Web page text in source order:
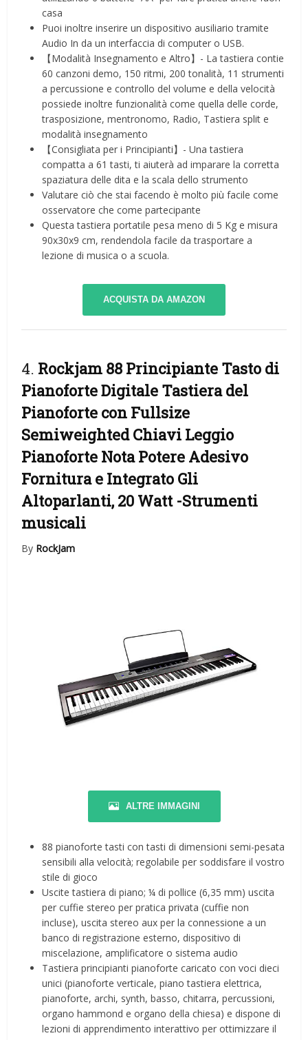
casa
Puoi inoltre inserire un dispositivo ausiliario tramite
Audio In da un interfaccia di computer o USB.
【Modalità Insegnamento e Altro】- La tastiera contie
60 canzoni demo, 150 ritmi, 200 tonalità, 11 strumenti
a percussione e controllo del volume e della velocità
possiede inoltre funzionalità come quella delle corde,
trasposizione, mentronomo, Radio, Tastiera split e
modalità insegnamento
【Consigliata per i Principianti】- Una tastiera
compatta a 61 tasti, ti aiuterà ad imparare la corretta
spaziatura delle dita e la scala dello strumento
Valutare ciò che stai facendo è molto più facile come
osservatore che come partecipante
Questa tastiera portatile pesa meno di 5 Kg e misura
90x30x9 cm, rendendola facile da trasportare a
lezione di musica o a scuola.
ACQUISTA DA AMAZON
4. Rockjam 88 Principiante Tasto di
Pianoforte Digitale Tastiera del
Pianoforte con Fullsize
Semiweighted Chiavi Leggio
Pianoforte Nota Potere Adesivo
Fornitura e Integrato Gli
Altoparlanti, 20 Watt -Strumenti
musicali
By RockJam
ALTRE IMMAGINI
88 pianoforte tasti con tasti di dimensioni semi-pesata
sensibili alla velocità; regolabile per soddisfare il vostro
stile di gioco
Uscite tastiera di piano; ¼ di pollice (6,35 mm) uscita
per cuffie stereo per pratica privata (cuffie non
incluse), uscita stereo aux per la connessione a un
banco di registrazione esterno, dispositivo di
miscelazione, amplificatore o sistema audio
Tastiera principianti pianoforte caricato con voci dieci
unici (pianoforte verticale, piano tastiera elettrica,
pianoforte, archi, synth, basso, chitarra, percussioni,
organo hammond e organo della chiesa) e dispone di
lezioni di apprendimento interattivo per ottimizzare il